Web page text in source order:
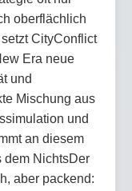
oberflächlich
setzt CityConflict
Era neue
und
Mischung aus
und
an diesem
dem NichtsDer
aber packend: